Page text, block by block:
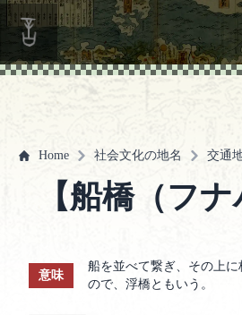
Home 社会文化の地名 交通
【船橋（フナ
意味
船を並べて繋ぎ、その上
ので、浮橋ともいう。